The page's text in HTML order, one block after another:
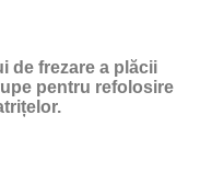
de frezare a plăcii
pentru refolosire